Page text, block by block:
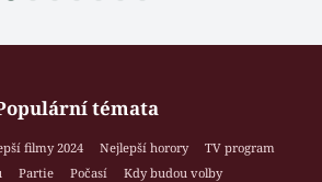
témata
filmy 2024 Nejlepší horory
TV program
Partie Počasí
Kdy budou volby